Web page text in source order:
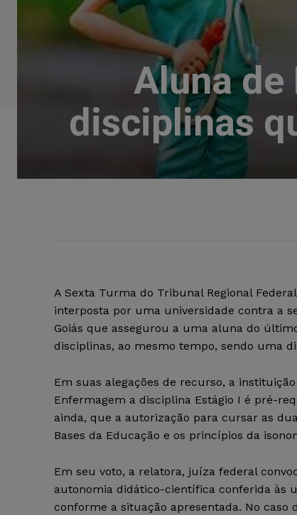
Aluna de
disciplinas
A Sexta Turma do Tribunal Regional
interposta por uma universidade contra a
Goiás que assegurou a uma aluna do
disciplinas, ao mesmo tempo, sendo uma
Em suas alegações de recurso, a
Enfermagem a disciplina Estágio I é pré-
ainda, que a autorização para cursar as
Bases da Educação e os princípios da
Em seu voto, a relatora, juíza federal
autonomia didático-científica conferida às
conforme a situação apresentada. No